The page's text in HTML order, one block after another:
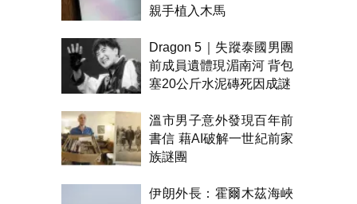
親手植入木馬
Dragon 5｜失蹤泰國男團
前成員遺體現湄南河 背包
塞20公斤水泥磚死因成謎
溫市男子意外發現百年前
書信 藉AI破解一世紀前家
族謎團
伊朗外長：霍爾木茲海峽